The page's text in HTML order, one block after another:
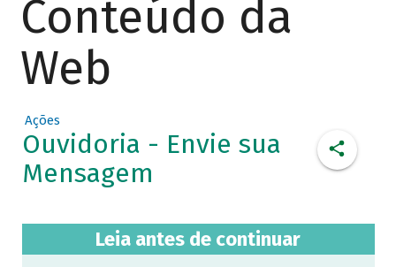
Conteúdo da
Web
Ações
Ouvidoria - Envie sua
Mensagem
Leia antes de continuar